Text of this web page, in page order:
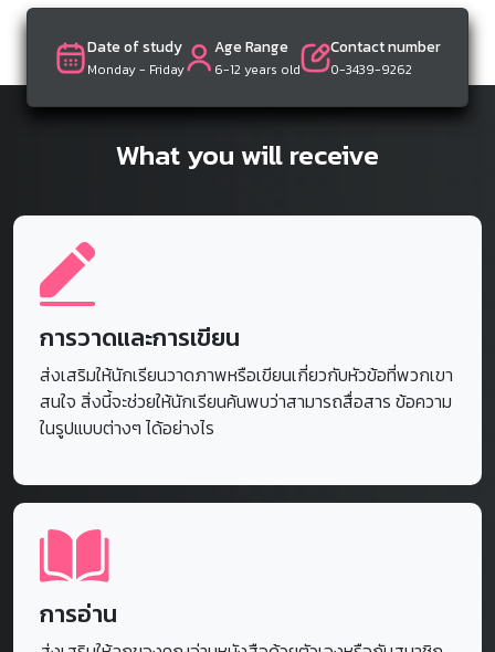
What you will receive
การวาดและการเขียน
ส่งเสริมให้นักเรียนวาดภาพหรือเขียนเกี่ยวกับหัวข้อที่พวกเขา
สนใจ สิ่งนี้จะช่วยให้นักเรียนค้นพบว่าสามารถสื่อสาร ข้อความ
ในรูปแบบต่างๆ ได้อย่างไร
การอ่าน